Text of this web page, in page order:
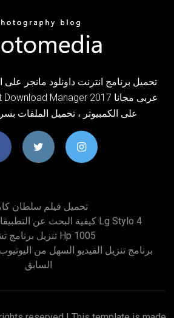
تحميل برنامج انترنت داونلود مانجر على
على الكمبيوتر ، تحميل الملفات
تحميل فيلم سلطان
كيفية البحث عن التطبيقات التي تم تنزيلها Lg Stylo 4
تنزيل برنامج تشغيل Hp 1005
برنامج تنزيل الفيديو السهل من
السابق